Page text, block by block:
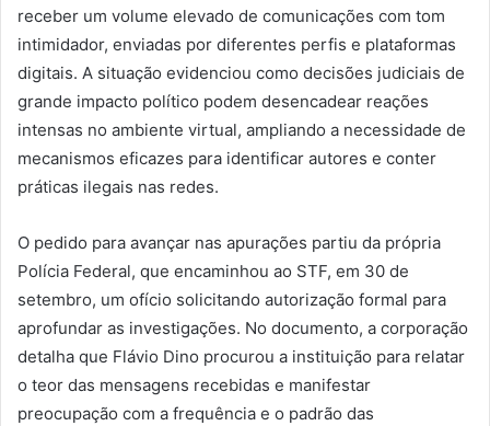
receber um volume elevado de comunicações com tom
intimidador, enviadas por diferentes perfis e plataformas
digitais. A situação evidenciou como decisões judiciais de
grande impacto político podem desencadear reações
intensas no ambiente virtual, ampliando a necessidade de
mecanismos eficazes para identificar autores e conter
práticas ilegais nas redes.
O pedido para avançar nas apurações partiu da própria
Polícia Federal, que encaminhou ao STF, em 30 de
setembro, um ofício solicitando autorização formal para
aprofundar as investigações. No documento, a corporação
detalha que Flávio Dino procurou a instituição para relatar
o teor das mensagens recebidas e manifestar
preocupação com a frequência e o padrão das